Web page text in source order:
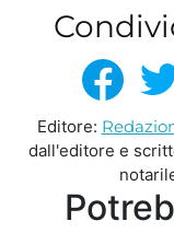
Editore:
dall'editore e